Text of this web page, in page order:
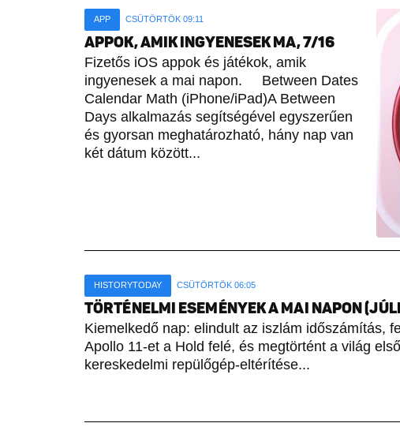
APP CSÜTÖRTÖK 09:11
APPOK, AMIK INGYENESEK MA, 7/16
Fizetős iOS appok és játékok, amik
ingyenesek a mai napon. Between Dates
Calendar Math (iPhone/iPad)A Between
Days alkalmazás segítségével egyszerűen
és gyorsan meghatározható, hány nap van
két dátum között...
HISTORYTODAY CSÜTÖRTÖK 06:05
TÖRTÉNELMI ESEMÉNYEK A MAI NAPON
Kiemelkedő nap: elindult az iszlám időszámítás,
Apollo 11-et a Hold felé, és megtörtént a világ első
kereskedelmi repülőgép-eltérítése...